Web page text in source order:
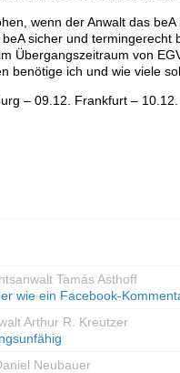
wenn der Anwalt das
sicher und termingerecht
Übergangszeitraum von
benötige ich und wie viele
– 09.12. Frankfurt –
Tamás Asthoff
wie ein Facebook-
Arthur R. Kreutzer
Neubauer